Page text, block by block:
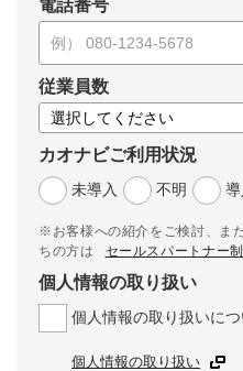
電話番号
従業員数
カオナビご利用状況
未導入
不明
※お客様への紹介をご検討、ま
ちの方は
セールスパートナー
個人情報の取り扱い
個人情報の取り扱いにつ
個人情報の取り扱い